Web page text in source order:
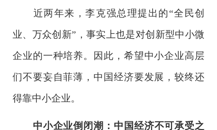
近两年来，李克强总理提出的“全民创
业、万众创新”，事实上也是对创新型中小微
企业的一种培养。因此，希望中小企业高层
们不要妄自菲薄，中国经济要发展，较终还
得靠中小企业。
中小企业倒闭潮：中国经济不可承受之